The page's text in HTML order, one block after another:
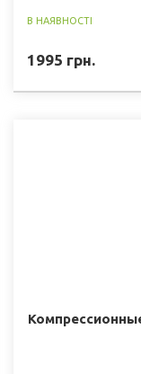
В НАЯВНОСТІ
1995 грн.